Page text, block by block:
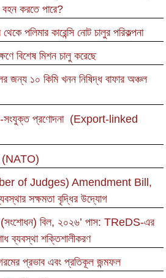
করতে পারে?
পলিমার কারেন্সি নোট চালুর পরিকল্পনা
বিশেষ মিশন চালু করেছে
জন্য ১০ কিমি খনন নিষিদ্ধ বাফার অঞ্চল
সংযুক্ত প্রণোদনা (Export-linked
(NATO)
of Judges) Amendment Bill,
সক্ষমতা বৃদ্ধির উদ্যোগ
বিল, ২০২৬’ পাস: TReDS-এর
ব্যবস্থা শক্তিশালীকরণ
গরমের প্রভাব এবং প্রতিকূল জন্মফল